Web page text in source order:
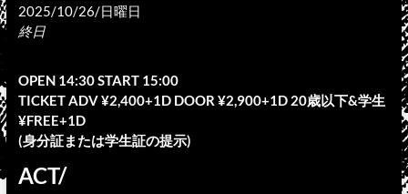
2025/10/26/日曜日
終日
OPEN 14:30 START 15:00
TICKET ADV ¥2,400+1D DOOR ¥2,900+1D 20歳以下&学生
¥FREE+1D
(身分証または学生証の提示)
ACT/